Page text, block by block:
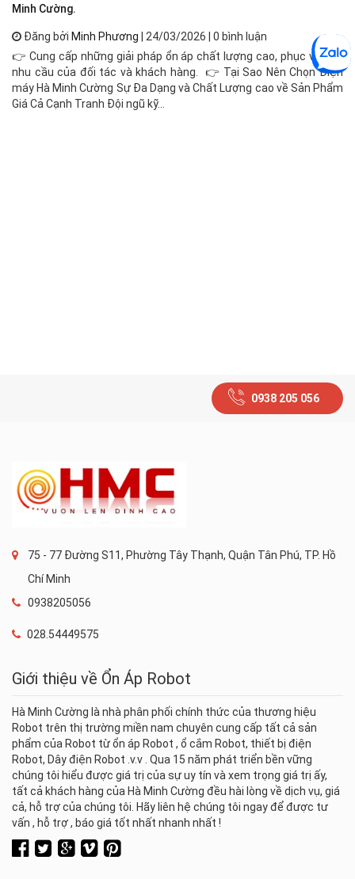
Minh Cường.
Đăng bởi Minh Phương | 24/03/2026 | 0 bình luận
👉 Cung cấp những giải pháp ổn áp chất lượng cao, phục vụ mọi
nhu cầu của đối tác và khách hàng. 👉 Tại Sao Nên Chọn Điện
máy Hà Minh Cường Sự Đa Dạng và Chất Lượng cao về Sản Phẩm
Giá Cả Cạnh Tranh Đội ngũ kỹ...
0938 205 056
75 - 77 Đường S11, Phường Tây Thạnh, Quận Tân Phú, TP. Hồ
Chí Minh
0938205056
028.54449575
Giới thiệu về Ổn Áp Robot
Hà Minh Cường là nhà phân phối chính thức của thương hiệu
Robot trên thị trường miền nam chuyên cung cấp tất cả sản
phẩm của Robot từ ổn áp Robot , ổ cắm Robot, thiết bị điện
Robot, Dây điện Robot .v.v . Qua 15 năm phát triển bền vững
chúng tôi hiểu được giá trị của sự uy tín và xem trọng giá trị ấy,
tất cả khách hàng của Hà Minh Cường đều hài lòng về dịch vụ, giá
cả, hỗ trợ của chúng tôi. Hãy liên hệ chúng tôi ngay để được tư
vấn , hỗ trợ , báo giá tốt nhất nhanh nhất !